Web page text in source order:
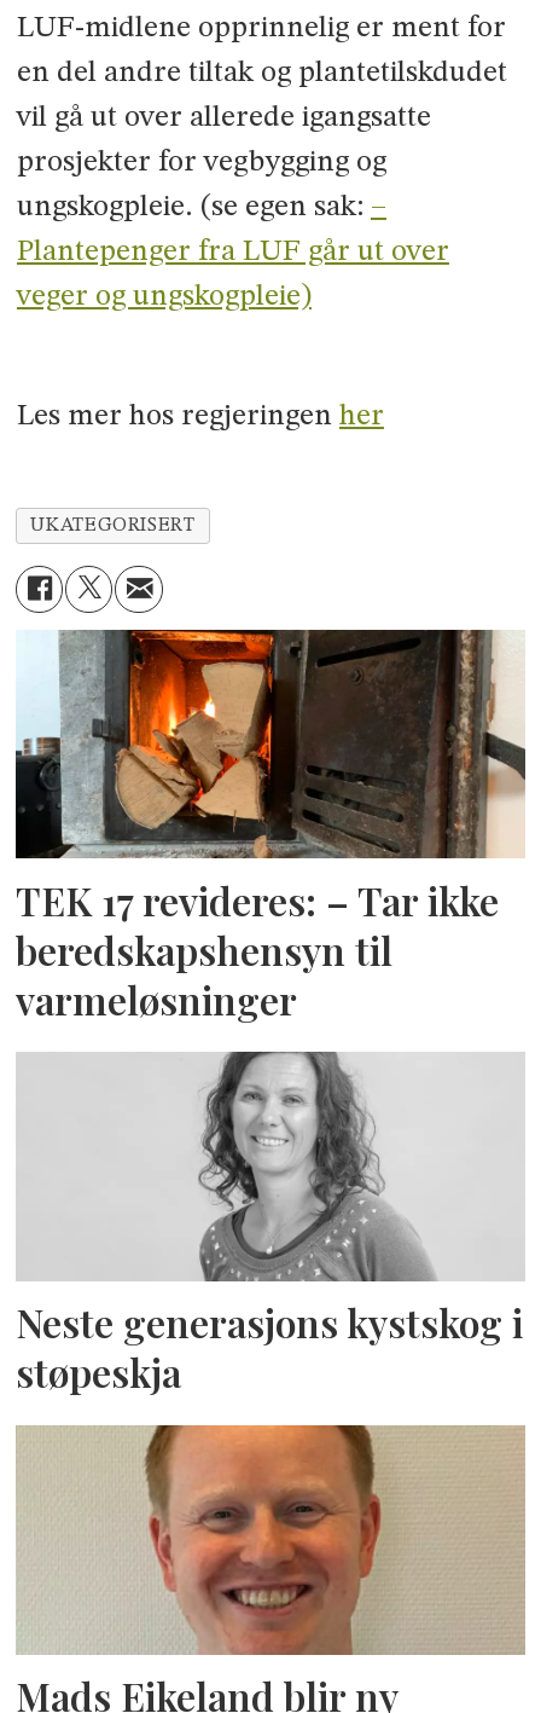
LUF-midlene opprinnelig er ment for
en del andre tiltak og plantetilskdudet
vil gå ut over allerede igangsatte
prosjekter for vegbygging og
ungskogpleie. (se egen sak: –
Plantepenger fra LUF går ut over
veger og ungskogpleie)
Les mer hos regjeringen her
UKATEGORISERT
TEK 17 revideres: – Tar ikke
beredskapshensyn til
varmeløsninger
Neste generasjons kystskog i
støpeskja
Mads Eikeland blir ny